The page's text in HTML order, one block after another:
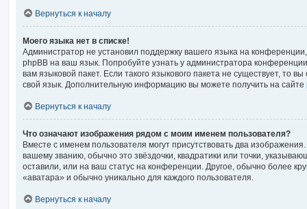
Вернуться к началу
Моего языка нет в списке!
Администратор не установил поддержку вашего языка на
phpBB на ваш язык. Попробуйте узнать у администратора
вам языковой пакет. Если такого языкового пакета не существует, то
свой язык. Дополнительную информацию вы можете получить на сайте
Вернуться к началу
Что означают изображения рядом с моим именем пользователя?
Вместе с именем пользователя могут присутствовать два
вашему званию, обычно это звёздочки, квадратики или точки,
оставили, или на ваш статус на конференции. Другое, обычно более
«аватара» и обычно уникально для каждого пользователя.
Вернуться к началу